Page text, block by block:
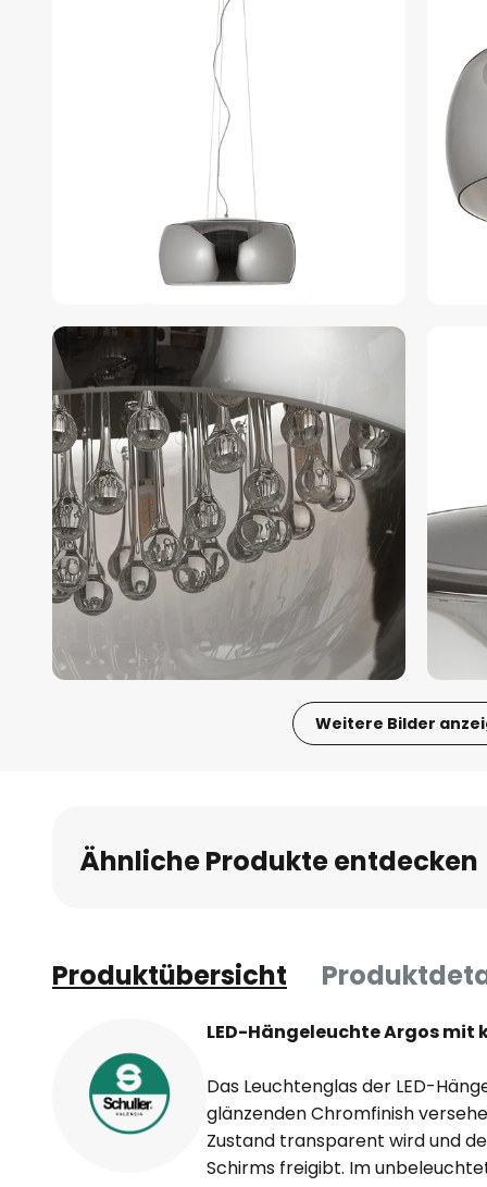
Weitere Bilder
Bildgalerie
springen
Ähnliche Produkte entdecken
Produktübersicht
LED-Hängeleuchte Argos
Das Leuchtenglas der LED-
glänzenden Chromfinish
Zustand transparent wird und
Schirms freigibt. Im